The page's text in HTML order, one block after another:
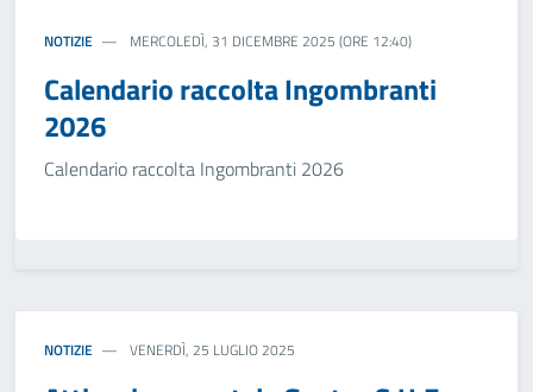
NOTIZIE MERCOLEDÌ, 31 DICEMBRE 2025 (ORE 12:40)
Calendario raccolta Ingombranti
2026
Calendario raccolta Ingombranti 2026
NOTIZIE VENERDÌ, 25 LUGLIO 2025